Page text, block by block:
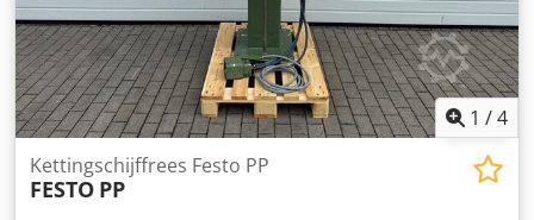
1 /4
Kettingschijffrees Festo PP
FESTO PP